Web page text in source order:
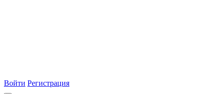
Войти Регистрация